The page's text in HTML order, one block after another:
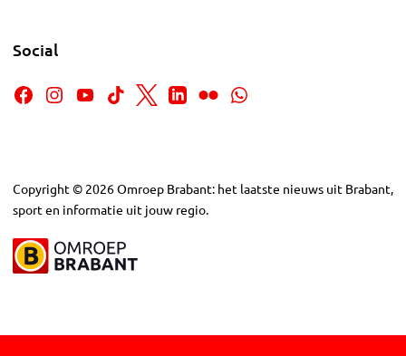
Social
Copyright © 2026Omroep Brabant: het laatste nieuws uit Brabant,
sport en informatie uit jouw regio.